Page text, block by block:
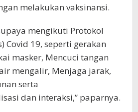
melakukan vaksinansi.
mengikuti Protokol
Covid 19, seperti gerakan
masker, Mencuci tangan
mengalir, Menjaga jarak,
serta
dan interaksi,” paparnya.